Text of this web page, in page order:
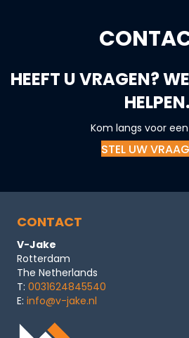
HEEFT U VRAGEN?
HELPEN.
Kom langs voor
STEL UW
CONTACT
V-Jake
Rotterdam
The Netherlands
T: 0031624845540
E: info@v-jake.nl